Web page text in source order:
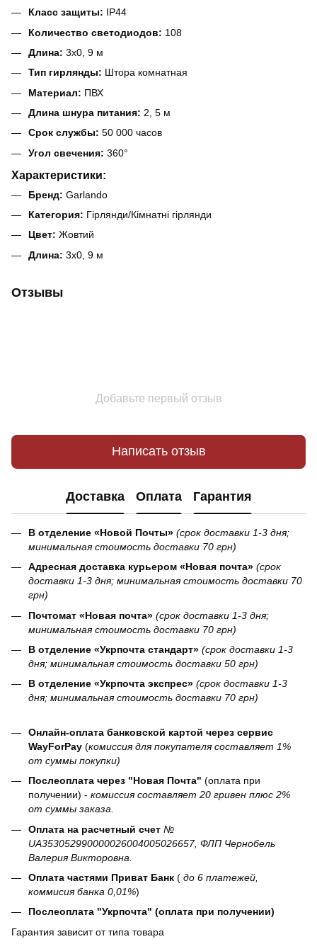
Класс защиты: IP44
Количество светодиодов: 108
Длина: 3x0, 9 м
Тип гирлянды: Штора комнатная
Материал: ПВХ
Длина шнура питания: 2, 5 м
Срок службы: 50 000 часов
Угол свечения: 360°
Характеристики:
Бренд: Garlando
Категория: Гірлянди/Кімнатні гірлянди
Цвет: Жовтий
Длина: 3х0, 9 м
Отзывы
Добавьте первый отзыв
Написать отзыв
Доставка Оплата Гарантия
В отделение «Новой Почты» (срок доставки 1-3 дня;
минимальная стоимость доставки 70 грн)
Адресная доставка курьером «Новая почта» (срок
доставки 1-3 дня; минимальная стоимость доставки 70
грн)
Почтомат «Новая почта» (срок доставки 1-3 дня;
минимальная стоимость доставки 70 грн)
В отделение «Укрпочта стандарт» (срок доставки 1-3
дня; минимальная стоимость доставки 50 грн)
В отделение «Укрпочта экспрес» (срок доставки 1-3
дня; минимальная стоимость доставки 70 грн)
Онлайн-оплата банковской картой через сервис
WayForPay (комиссия для покупателя составляет 1%
от суммы покупки)
Послеоплата через "Новая Почта" (оплата при
получении) - комиссия составляет 20 гривен плюс 2%
от суммы заказа.
Оплата на расчетный счет №
UA353052990000026004005026657, ФЛП Чернобель
Валерия Викторовна.
Оплата частями Приват Банк ( до 6 платежей,
коммисия банка 0,01%)
Послеоплата "Укрпочта" (оплата при получении)
Гарантия зависит от типа товара